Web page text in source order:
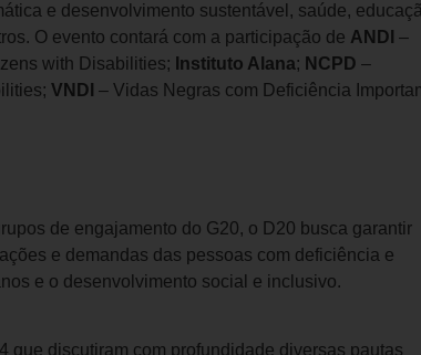
e desenvolvimento sustentável, saúde,
O evento contará com a participação de ANDI –
with Disabilities; Instituto Alana; NCPD –
VNDI – Vidas Negras com Deficiência
de engajamento do G20, o D20 busca garantir
e demandas das pessoas com deficiência e
e o desenvolvimento social e inclusivo.
que discutiram com profundidade diversas pautas